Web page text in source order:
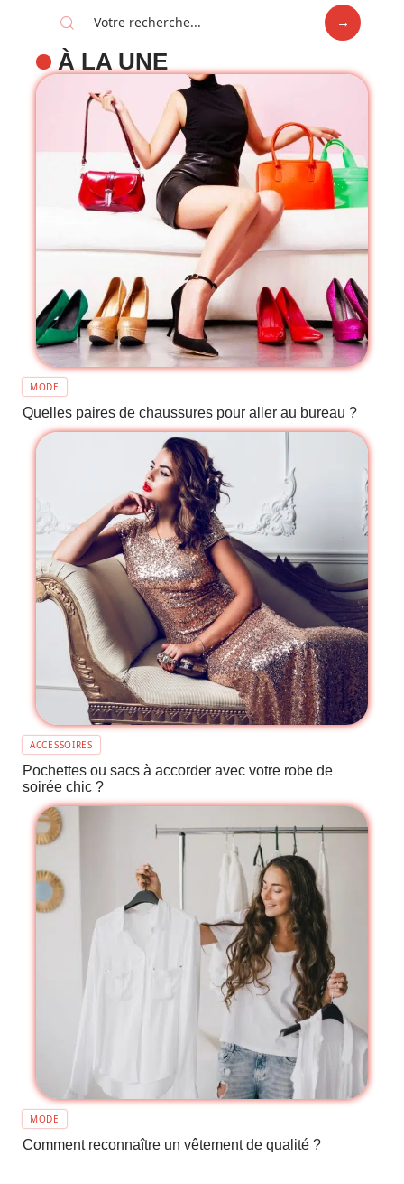
À LA UNE
MODE
Quelles paires de chaussures pour aller au bureau ?
ACCESSOIRES
Pochettes ou sacs à accorder avec votre robe de
soirée chic ?
MODE
Comment reconnaître un vêtement de qualité ?